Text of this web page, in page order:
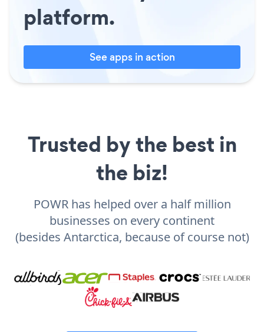
platform.
See apps in action
Trusted by the best in
the biz!
POWR has helped over a half million
businesses on every continent
(besides Antarctica, because of course not)